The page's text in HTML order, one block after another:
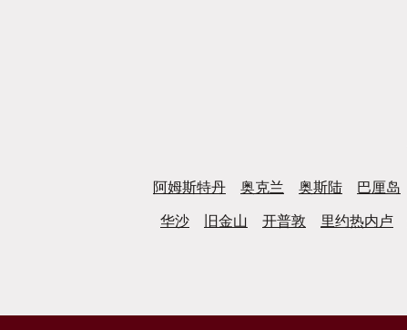
阿姆斯特丹 奥克兰 奥斯陆 巴厘岛
华沙
旧金山 开普敦 里约热内卢